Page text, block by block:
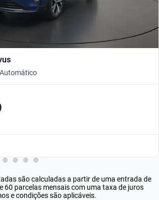
são calculadas a partir de uma entrada de
60 parcelas mensais com uma taxa de juros
e condições são aplicáveis.